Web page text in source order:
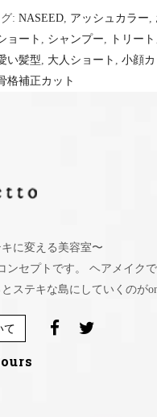
: NASEED, アッシュカラー,
ョート , シャンプー, トリー
い髪型, 大人ショート , 小顔カ
格補正カット
に変える美容室〜
ンセプトです。 ヘアメイク
ステキな島にしていくのが